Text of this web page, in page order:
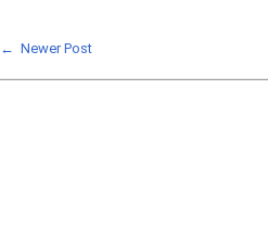
← Newer Post